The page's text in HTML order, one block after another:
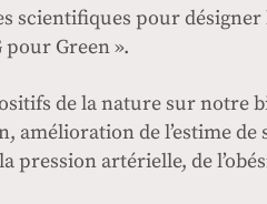
scientifiques pour
pour Green ».
de la nature sur notre
amélioration de l’estime de
pression artérielle, de